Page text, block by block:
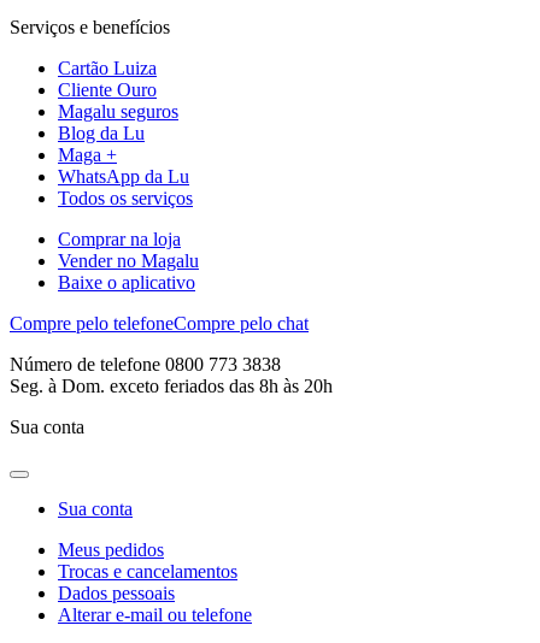
Serviços e benefícios
Cartão Luiza
Cliente Ouro
Magalu seguros
Blog da Lu
Maga +
WhatsApp da Lu
Todos os serviços
Comprar na loja
Vender no Magalu
Baixe o aplicativo
Compre pelo telefoneCompre pelo chat
Número de telefone 0800 773 3838
Seg. à Dom. exceto feriados das 8h às 20h
Sua conta
Sua conta
Meus pedidos
Trocas e cancelamentos
Dados pessoais
Alterar e-mail ou telefone